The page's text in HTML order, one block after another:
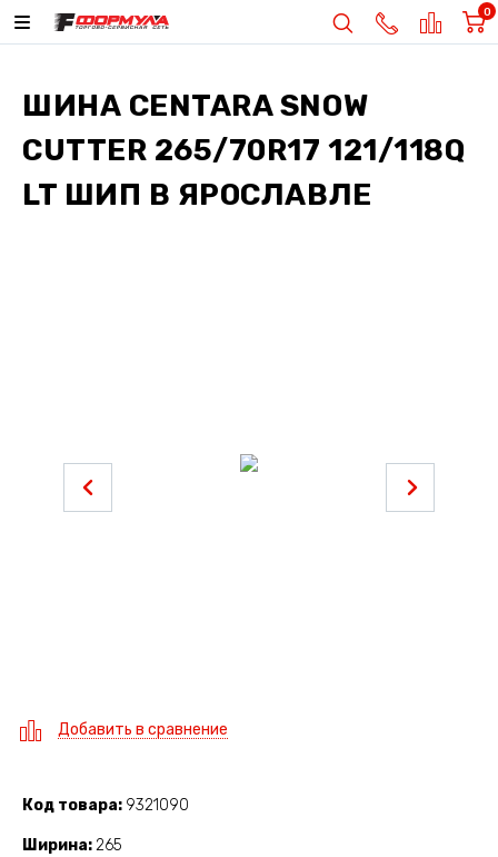
0
ШИНА CENTARA SNOW
CUTTER 265/70R17 121/118Q
LT ШИП В ЯРОСЛАВЛЕ
Добавить в сравнение
Код товара 9321090
Ширина 265